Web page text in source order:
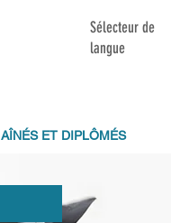
Sélecteur de
langue
AÎNÉS ET DIPLÔMÉS